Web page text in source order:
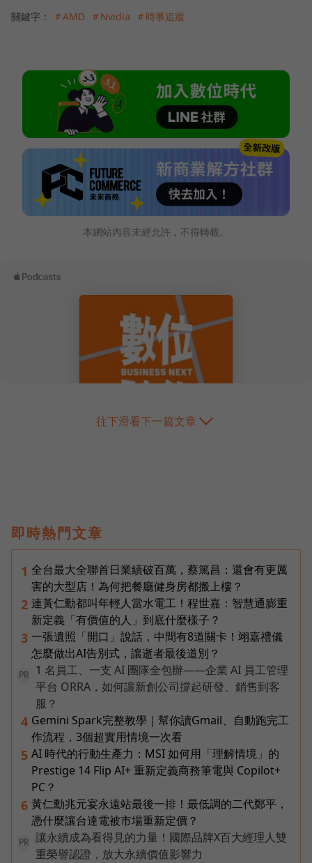
關鍵字： ＃AMD ＃Nvidia ＃時事追蹤
本網站內容未經允許，不得轉載。
往下滑看下一篇文章
即時熱門文章
1 全台最大全聯首日業績破百萬，蔡篤昌：還會有更厲
害的大型店！為何把餐廳健身房都搬上樓？
2 連黃仁勳都叫年輕人當水電工！程世嘉：智慧通膨重
新定義「有價值的人」到底什麼樣子？
3 一張遺照「開口」說話，中間有8道關卡！翊嘉禮儀
怎麼做出AI告別式，讓逝者最後道別？
PR
1 名員工、一支 AI 團隊全包辦——企業 AI 員工管理
平台 ORRA，如何讓新創公司撐起研發、銷售到客
服？
4 Gemini Spark完整教學｜幫你讀Gmail、自動跑完工
作流程，3個超實用情境一次看
5 AI 時代的行動生產力：MSI 如何用「理解情境」的
Prestige 14 Flip AI+ 重新定義商務筆電與 Copilot+
PC？
6 黃仁勳兆元宴永遠站最後一排！最低調的二代鄭平，
憑什麼讓台達電被市場重新定價？
PR
讓永續成為看得見的力量！國際品牌X百大經理人雙
重榮譽認證，放大永續價值影響力